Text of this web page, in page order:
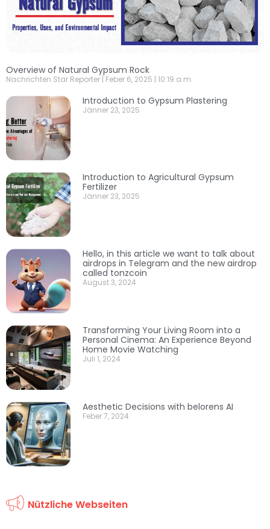
Overview of Natural Gypsum Rock
Nachrichten Star Reporter Feber 6, 2025 10:19 a.m.
Introduction to Gypsum Plastering
Jänner 23, 2025
Introduction to Agricultural Gypsum
Fertilizer
Jänner 23, 2025
Hello, in this article we want to talk about
airdrops in Telegram and the new airdrop
called tonzcoin
August 3, 2024
Transforming Your Living Room into a
Personal Cinema: An Experience Beyond
Home Movie Watching
Juli 1, 2024
Aesthetic Decisions with belorens AI
Feber 7, 2024
Nützliche Webseiten